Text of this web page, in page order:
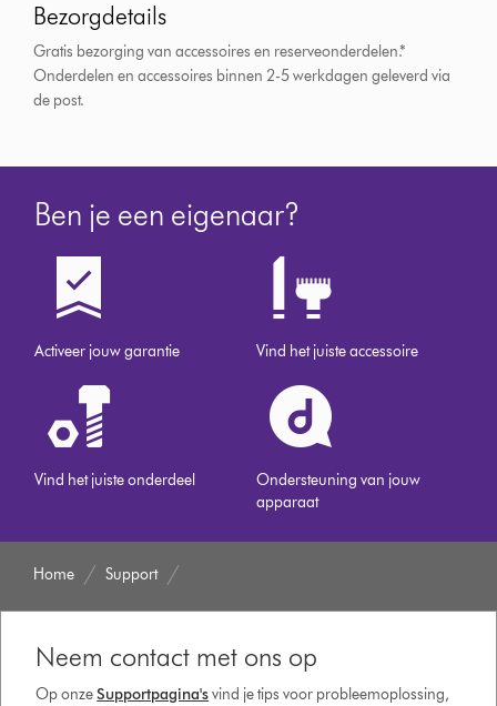
Bezorgdetails
Gratis bezorging van accessoires en reserveonderdelen.*
Onderdelen en accessoires binnen 2-5 werkdagen geleverd via
de post.
Ben je een eigenaar?
Activeer jouw garantie Vind het juiste accessoire
Vind het juiste onderdeel
Ondersteuning van jouw
apparaat
Home Support
Neem contact met ons op
Op onzeSupportpagina'svind je tips voor probleemoplossing,